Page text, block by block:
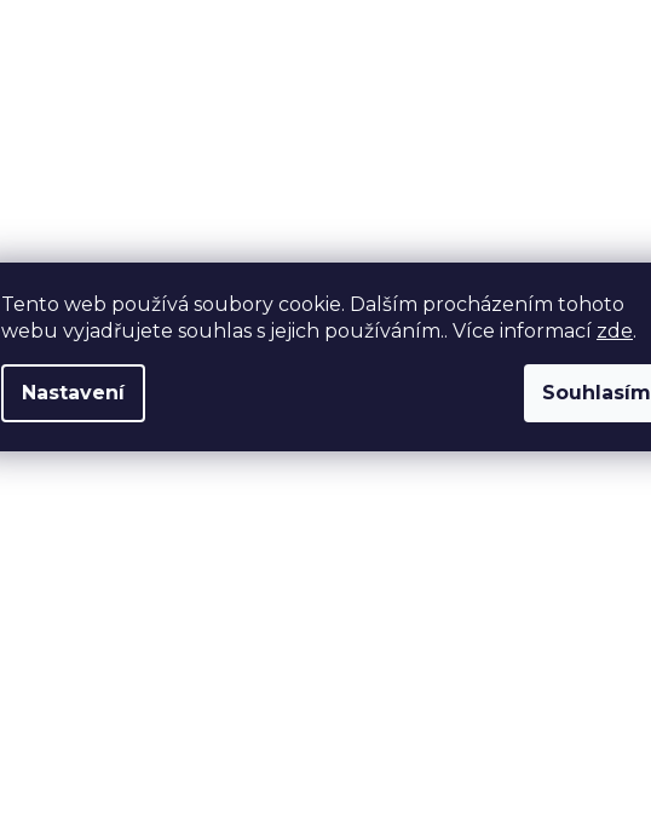
Tento web používá soubory cookie. Dalším procházením tohoto
webu vyjadřujete souhlas s jejich používáním.. Více informací zde.
Nastavení Souhlasím